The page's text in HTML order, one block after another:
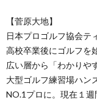
【菅原大地】
日本プロゴルフ協会テ
高校卒業後にゴルフを
広い層から「わかりや
大型ゴルフ練習場ハン
NO.1プロに。現在１